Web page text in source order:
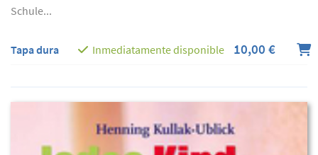
Schule...
Tapa dura Inmediatamente disponible 10,00 €